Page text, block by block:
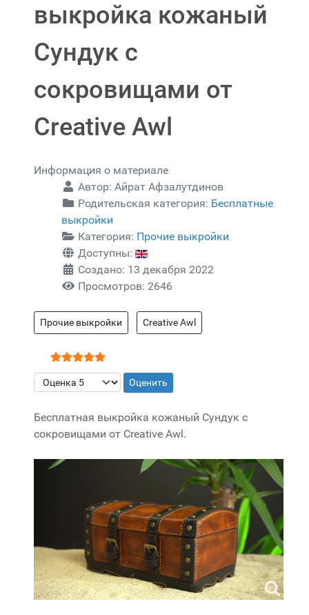
выкройка кожаный
Сундук с
сокровищами от
Creative Awl
Информация о материале
Автор: Айрат Афзалутдинов
Родительская категория: Бесплатные
выкройки
Категория: Прочие выкройки
Доступны:
Создано: 13 декабря 2022
Просмотров: 2646
Прочие выкройки Creative Awl
Рейтинг:5/5
Пожалуйста, оцените
Бесплатная выкройка кожаный Сундук с
сокровищами от Creative Awl.